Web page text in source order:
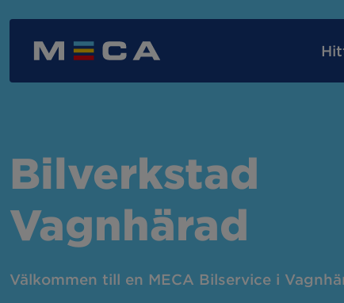
AC-service
Bilverkstad
Vagnhärad
Välkommen till en MECA Bilservice i